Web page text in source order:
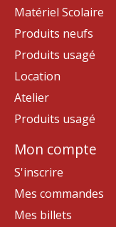
Matériel Scolaire
Produits neufs
Produits usagé
Location
Atelier
Produits usagé
Mon compte
S'inscrire
Mes commandes
Mes billets